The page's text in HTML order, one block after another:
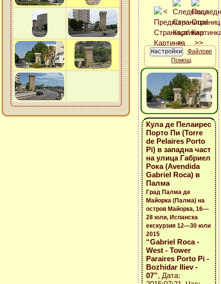
Файлове
Помощ
Кула де Пелаирес
Порто Пи (Torre
de Pelaires Porto
Pi) в западна част
на улица Габриел
Рока (Avendida
Gabriel Roca) в
Палма
Град Палма де
Майорка (Палма) на
остров Майорка, 16—
28 юли, Испанска
екскурзия 12—30 юли
2015
“Gabriel Roca -
West - Tower
Paraires Porto Pi -
Bozhidar Iliev -
07”, Дата: